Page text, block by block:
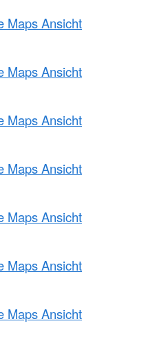
Maps Ansicht
Maps Ansicht
Maps Ansicht
Maps Ansicht
Maps Ansicht
Maps Ansicht
Maps Ansicht